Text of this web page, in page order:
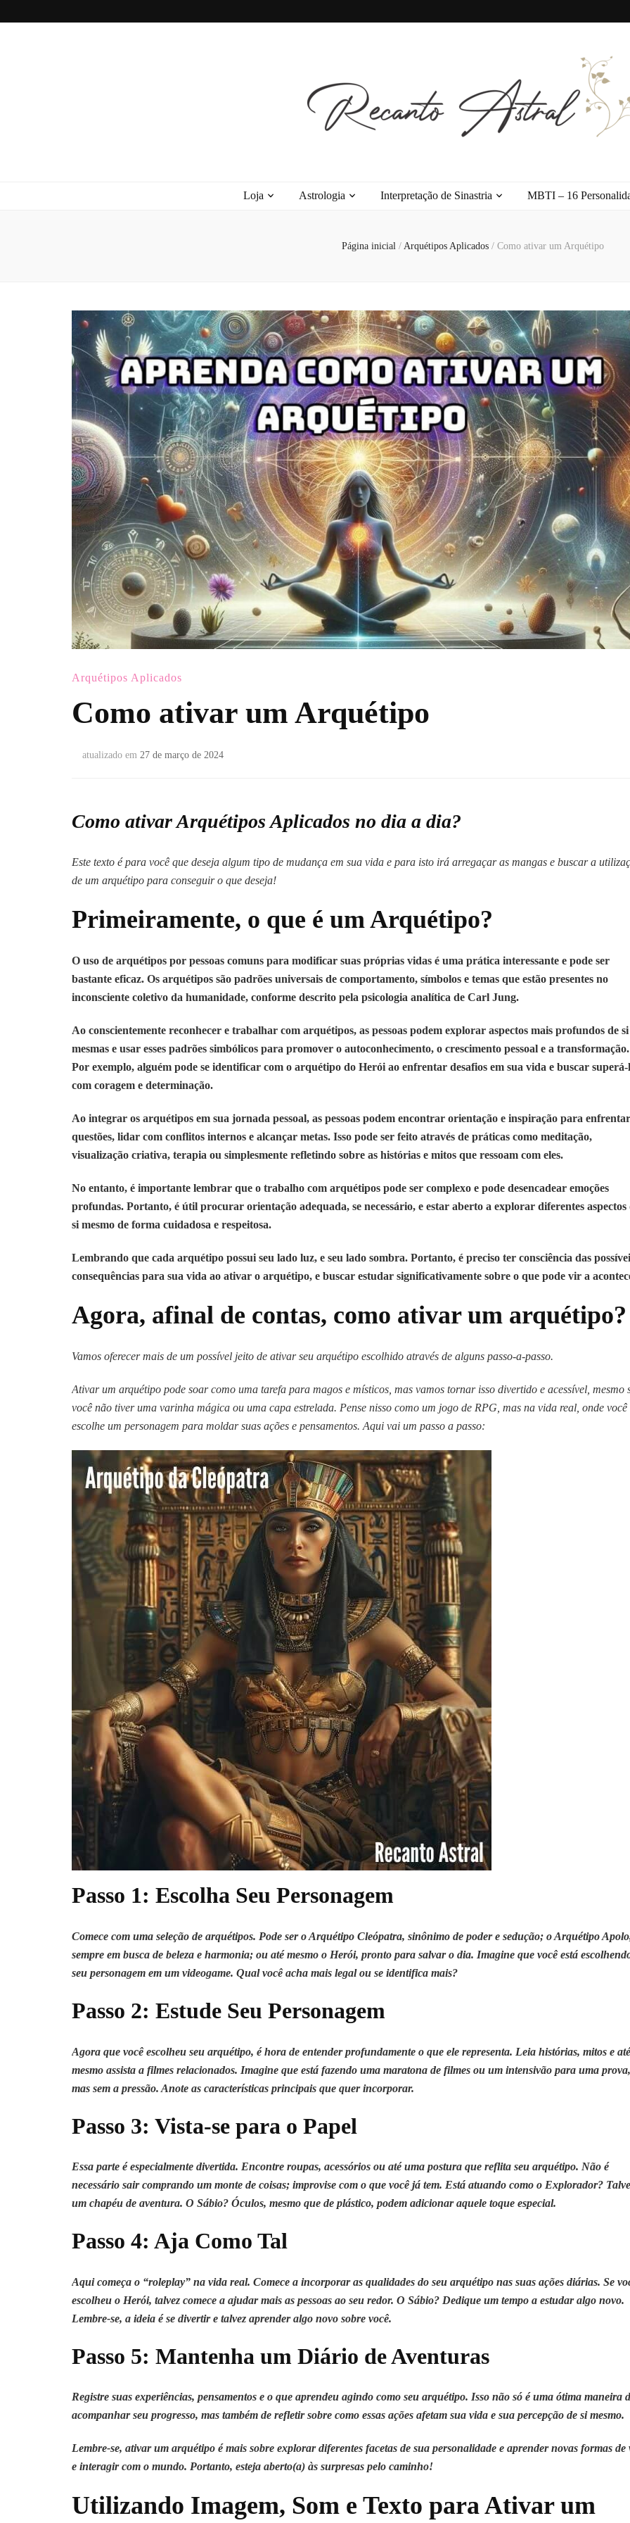
Loja Astrologia Interpretação de Sinastria MBTI – 16
Página inicial / Arquétipos Aplicados / Como ativar um Arquétipo
Arquétipos Aplicados
Como ativar um Arquétipo
atualizado em 27 de março de 2024
Como ativar Arquétipos Aplicados no dia a dia?
Este texto é para você que deseja algum tipo de mudança em sua vida e para isto irá arregaçar as mangas e buscar a
de um arquétipo para conseguir o que deseja!
Primeiramente, o que é um Arquétipo?
O uso de arquétipos por pessoas comuns para modificar suas próprias vidas é uma prática interessante e pode ser
bastante eficaz. Os arquétipos são padrões universais de comportamento, símbolos e temas que estão presentes no
inconsciente coletivo da humanidade, conforme descrito pela psicologia analítica de Carl Jung.
Ao conscientemente reconhecer e trabalhar com arquétipos, as pessoas podem explorar aspectos mais profundos de si
mesmas e usar esses padrões simbólicos para promover o autoconhecimento, o crescimento pessoal e a transformação.
Por exemplo, alguém pode se identificar com o arquétipo do Herói ao enfrentar desafios em sua vida e buscar superá-
com coragem e determinação.
Ao integrar os arquétipos em sua jornada pessoal, as pessoas podem encontrar orientação e inspiração para enfrentar
questões, lidar com conflitos internos e alcançar metas. Isso pode ser feito através de práticas como meditação,
visualização criativa, terapia ou simplesmente refletindo sobre as histórias e mitos que ressoam com eles.
No entanto, é importante lembrar que o trabalho com arquétipos pode ser complexo e pode desencadear emoções
profundas. Portanto, é útil procurar orientação adequada, se necessário, e estar aberto a explorar diferentes aspectos
si mesmo de forma cuidadosa e respeitosa.
Lembrando que cada arquétipo possui seu lado luz, e seu lado sombra. Portanto, é preciso ter consciência das
consequências para sua vida ao ativar o arquétipo, e buscar estudar significativamente sobre o que pode vir a
Agora, afinal de contas, como ativar um arquétipo?
Vamos oferecer mais de um possível jeito de ativar seu arquétipo escolhido através de alguns passo-a-passo.
Ativar um arquétipo pode soar como uma tarefa para magos e místicos, mas vamos tornar isso divertido e acessível, mesmo
você não tiver uma varinha mágica ou uma capa estrelada. Pense nisso como um jogo de RPG, mas na vida real, onde você
escolhe um personagem para moldar suas ações e pensamentos. Aqui vai um passo a passo:
Passo 1: Escolha Seu Personagem
Comece com uma seleção de arquétipos. Pode ser o Arquétipo Cleópatra, sinônimo de poder e sedução; o Arquétipo
sempre em busca de beleza e harmonia; ou até mesmo o Herói, pronto para salvar o dia. Imagine que você está
seu personagem em um videogame. Qual você acha mais legal ou se identifica mais?
Passo 2: Estude Seu Personagem
Agora que você escolheu seu arquétipo, é hora de entender profundamente o que ele representa. Leia histórias, mitos e até
mesmo assista a filmes relacionados. Imagine que está fazendo uma maratona de filmes ou um intensivão para uma prova,
mas sem a pressão. Anote as características principais que quer incorporar.
Passo 3: Vista-se para o Papel
Essa parte é especialmente divertida. Encontre roupas, acessórios ou até uma postura que reflita seu arquétipo. Não é
necessário sair comprando um monte de coisas; improvise com o que você já tem. Está atuando como o Explorador?
um chapéu de aventura. O Sábio? Óculos, mesmo que de plástico, podem adicionar aquele toque especial.
Passo 4: Aja Como Tal
Aqui começa o “roleplay” na vida real. Comece a incorporar as qualidades do seu arquétipo nas suas ações diárias. Se
escolheu o Herói, talvez comece a ajudar mais as pessoas ao seu redor. O Sábio? Dedique um tempo a estudar algo novo.
Lembre-se, a ideia é se divertir e talvez aprender algo novo sobre você.
Passo 5: Mantenha um Diário de Aventuras
Registre suas experiências, pensamentos e o que aprendeu agindo como seu arquétipo. Isso não só é uma ótima maneira
acompanhar seu progresso, mas também de refletir sobre como essas ações afetam sua vida e sua percepção de si mesmo.
Lembre-se, ativar um arquétipo é mais sobre explorar diferentes facetas de sua personalidade e aprender novas formas de
e interagir com o mundo. Portanto, esteja aberto(a) às surpresas pelo caminho!
Utilizando Imagem, Som e Texto para Ativar um